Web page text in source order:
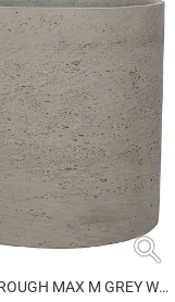
search
КАШПО ROUGH MAX M GREY WASHED